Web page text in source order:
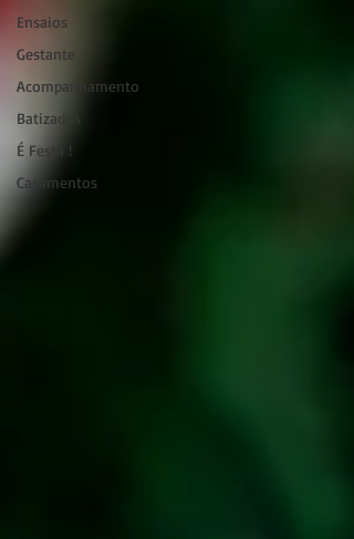
Ensaios
Gestante
Acompanhamento
Batizados
É Festa !
Casamentos